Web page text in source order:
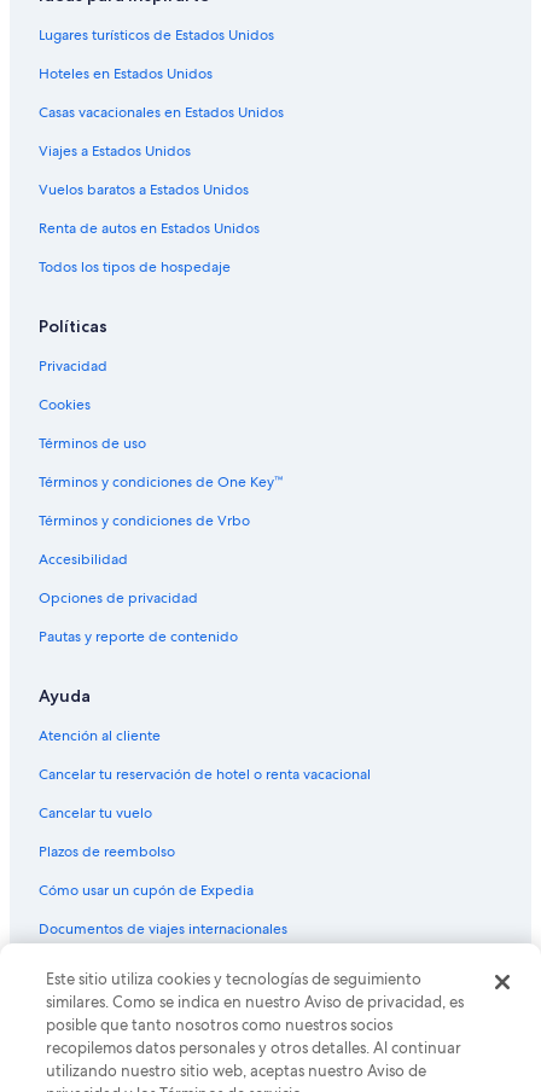
Lugares turísticos de Estados Unidos
Hoteles en Estados Unidos
Casas vacacionales en Estados Unidos
Viajes a Estados Unidos
Vuelos baratos a Estados Unidos
Renta de autos en Estados Unidos
Todos los tipos de hospedaje
Políticas
Privacidad
Cookies
Términos de uso
Términos y condiciones de One Key™
Términos y condiciones de Vrbo
Accesibilidad
Opciones de privacidad
Pautas y reporte de contenido
Ayuda
Atención al cliente
Cancelar tu reservación de hotel o renta vacacional
Cancelar tu vuelo
Plazos de reembolso
Cómo usar un cupón de Expedia
Documentos de viajes internacionales
© 2026 Expedia, Inc., una empresa de Expedia Group. Todos los
derechos reservados. Expedia y el logo de Expedia son marcas
registradas o marcas comerciales de Expedia, Inc. CST# 2029030-50.
Este sitio utiliza cookies y tecnologías de seguimiento
similares. Como se indica en nuestro Aviso de privacidad, es
posible que tanto nosotros como nuestros socios
recopilemos datos personales y otros detalles. Al continuar
utilizando nuestro sitio web, aceptas nuestro Aviso de